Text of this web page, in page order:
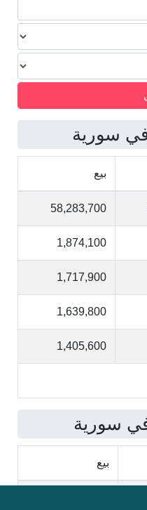
سورية
بيع
58,283,700
1,874,100
1,717,900
1,639,800
1,405,600
سورية
بيع